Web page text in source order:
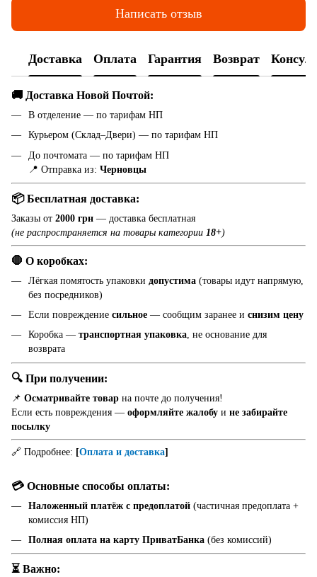
Написать отзыв
Доставка Оплата Гарантия Возврат
🚚 Доставка Новой Почтой:
В отделение — по тарифам НП
Курьером (Склад–Двери) — по тарифам НП
До почтомата — по тарифам НП
📍 Отправка из: Черновцы
📦 Бесплатная доставка:
Заказы от 2000 грн — доставка бесплатная
(не распространяется на товары категории 18+)
🛑 О коробках:
Лёгкая помятость упаковки допустима (товары идут напрямую,
без посредников)
Если повреждение сильное — сообщим заранее и снизим цену
Коробка — транспортная упаковка, не основание для
возврата
🔍 При получении:
📌 Осматривайте товар на почте до получения!
Если есть повреждения — оформляйте жалобу и не забирайте
посылку
🔗 Подробнее: [Оплата и доставка]
💳 Основные способы оплаты:
Наложенный платёж с предоплатой (частичная предоплата +
комиссия НП)
Полная оплата на карту ПриватБанка (без комиссий)
⏳ Важно: